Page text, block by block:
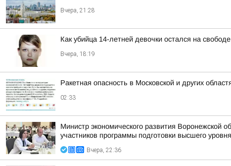
Вчера, 21:28
Как убийца 14-летней девочки остался на
Вчера, 18:19
Ракетная опасность в Московской и других
02:33
Министр экономического развития Воронежской
участников программы подготовки высшего
Вчера, 22:36